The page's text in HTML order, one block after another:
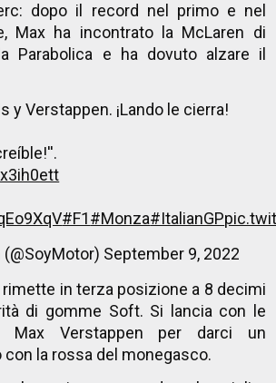
dopo il record nel primo e nel
Max ha incontrato la McLaren di
Parabolica e ha dovuto alzare il
y Verstappen. ¡Lando le cierra!
#F1#Monza#ItalianGP
September 9, 2022
rimette in terza posizione a 8 decimi
di gomme Soft. Si lancia con le
Max Verstappen per darci un
la rossa del monegasco.